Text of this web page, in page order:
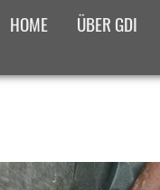
HOME ÜBER GDI
PRODUKTÜBERSICHT